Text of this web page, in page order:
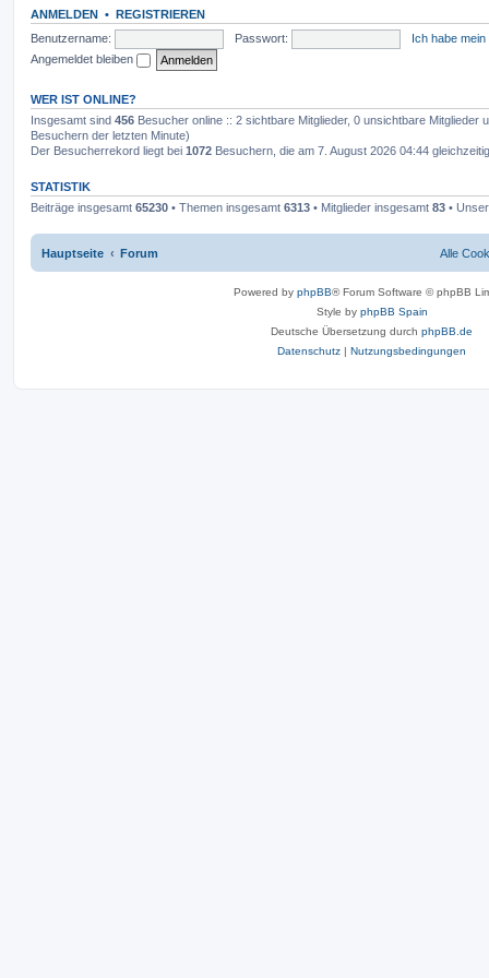
s
t
r
B
t
r
a
ANMELDEN • REGISTRIEREN
Benutzername:
Passwort:
Ich habe
Angemeldet bleiben
WER IST ONLINE?
Insgesamt sind 456 Besucher online :: 2 sichtbare Mitglieder, 0 unsichtbare Mitglieder
Besuchern der letzten Minute)
Der Besucherrekord liegt bei 1072 Besuchern, die am 7. August 2026 04:44
STATISTIK
Beiträge insgesamt 65230 • Themen insgesamt 6313 • Mitglieder insgesamt 83 •
Hauptseite Forum Alle
Powered by phpBB® Forum Software © phpBB
Style by phpBB Spain
Deutsche Übersetzung durch phpBB.de
Datenschutz | Nutzungsbedingungen